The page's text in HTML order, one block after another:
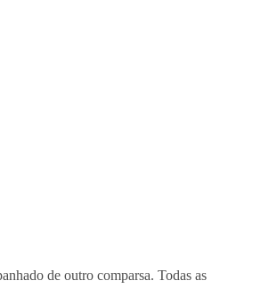
de outro comparsa. Todas as